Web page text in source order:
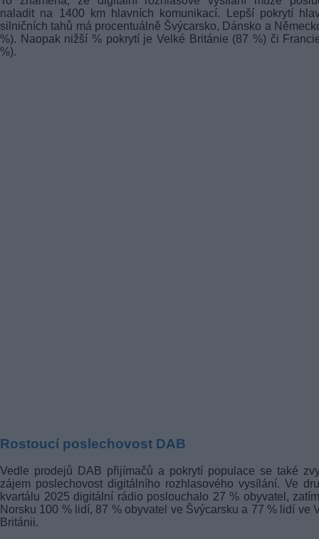
naladit na 1400 km hlavních komunikací. Lepší pokrytí
silničních tahů má procentuálně Švýcarsko, Dánsko a
%). Naopak nižší % pokrytí je Velké Británie (87 %) či
%).
Rostoucí poslechovost DAB
Vedle prodejů DAB přijímačů a pokrytí populace se také
zájem poslechovost digitálního rozhlasového vysílání. Ve
kvartálu 2025 digitální rádio poslouchalo 27 % obyvatel,
Norsku 100 % lidí, 87 % obyvatel ve Švýcarsku a 77 % lidí ve
Británii.